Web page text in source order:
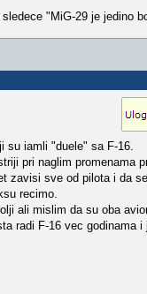
"MiG-29 je jedino
su iamli "duele" sa F-16.
pri naglim
zavisi sve od pilota i da
recimo.
ali mislim da su oba
radi F-16 vec